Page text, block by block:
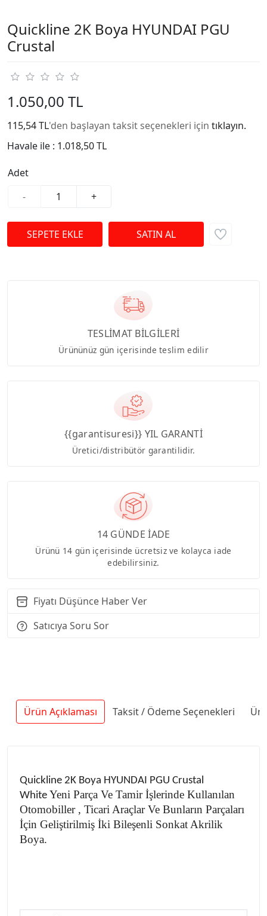
Quickline 2K Boya HYUNDAI PGU
Crustal
1.050,00 TL
115,54 TL'den başlayan taksit seçenekleri için tıklayın.
Havale ile : 1.018,50 TL
Adet
-
+
TESLİMAT BİLGİLERİ
Ürününüz gün içerisinde teslim edilir
{{garantisuresi}} YIL GARANTİ
Üretici/distribütör garantilidir.
14 GÜNDE İADE
Ürünü 14 gün içerisinde ücretsiz ve kolayca iade
edebilirsiniz.
Fiyatı Düşünce Haber Ver
Satıcıya Soru Sor
Ürün Açıklaması Taksit / Ödeme Seçenekleri
Quickline 2K Boya HYUNDAI PGU Crustal
White Yeni Parça Ve Tamir İşlerinde Kullanılan
Otomobiller , Ticari Araçlar Ve Bunların Parçaları
İçin Geliştirilmiş İki Bileşenli Sonkat Akrilik
Boya.